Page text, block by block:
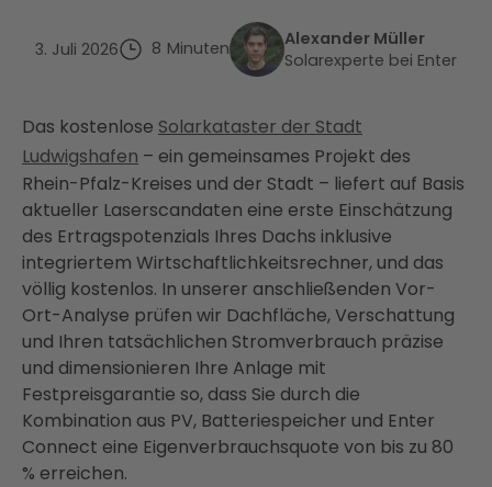
3. Juli 2026 8 Minuten
Alexander Müller
Solarexperte bei Enter
Das kostenlose Solarkataster der Stadt
Ludwigshafen – ein gemeinsames Projekt des
Rhein-Pfalz-Kreises und der Stadt – liefert auf Basis
aktueller Laserscandaten eine erste Einschätzung
des Ertragspotenzials Ihres Dachs inklusive
integriertem Wirtschaftlichkeitsrechner, und das
völlig kostenlos. In unserer anschließenden Vor-
Ort-Analyse prüfen wir Dachfläche, Verschattung
und Ihren tatsächlichen Stromverbrauch präzise
und dimensionieren Ihre Anlage mit
Festpreisgarantie so, dass Sie durch die
Kombination aus PV, Batteriespeicher und Enter
Connect eine Eigenverbrauchsquote von bis zu 80
% erreichen.